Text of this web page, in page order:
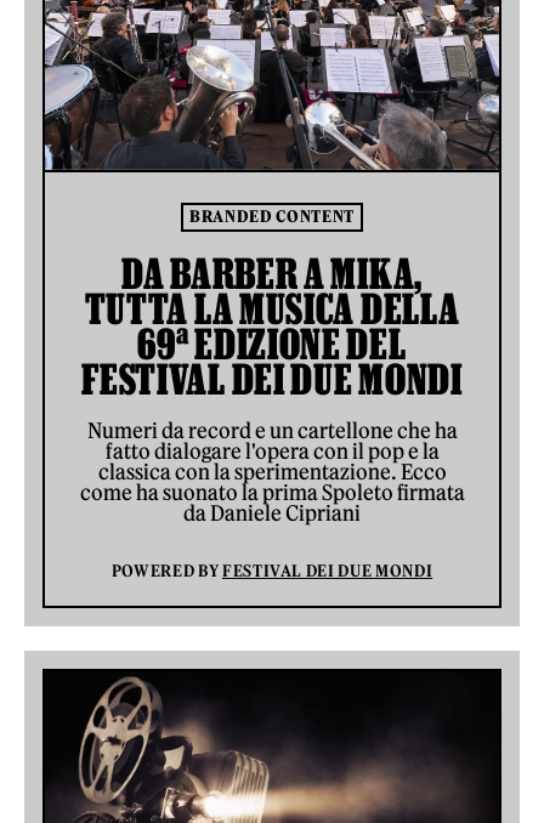
BRANDED CONTENT
DA BARBER A MIKA,
TUTTA LA MUSICA DELLA
69ª EDIZIONE DEL
FESTIVAL DEI DUE MONDI
Numeri da record e un cartellone che ha
fatto dialogare l'opera con il pop e la
classica con la sperimentazione. Ecco
come ha suonato la prima Spoleto firmata
da Daniele Cipriani
POWERED BYFESTIVAL DEI DUE MONDI